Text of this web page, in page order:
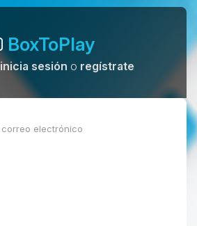
BoxToPlay
inicia sesión o regístrate